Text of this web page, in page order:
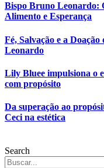
Bispo Bruno Leonardo:
Alimento e Esperança
Fé, Salvação e a
Leonardo
Lily Bluee impulsiona o
com propósito
Da superação ao
Ceci na estética
Search